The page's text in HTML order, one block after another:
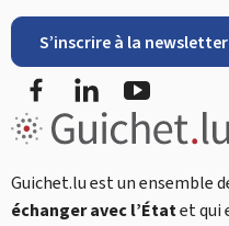
S’inscrire à la newsletter
FacebookLinkedIn
Guichet.lu est un ensemble
échanger avec l’Étatet qui